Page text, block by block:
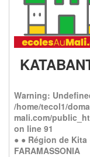
Warning:
/home/tecol1/
mali.com/
on line 91
● ● Région de
FARAMASSONIA